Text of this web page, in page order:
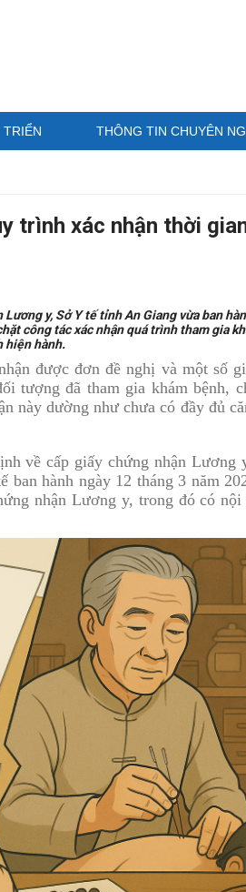
TRIỂN THÔNG TIN CHUYÊN
trình xác nhận thời
y, Sở Y tế tỉnh An Giang vừa ban
công tác xác nhận quá trình tham gia
hiện hành.
được đơn đề nghị và một số
tượng đã tham gia khám bệnh,
này dường như chưa có đầy đủ
về cấp giấy chứng nhận Lương
hành ngày 12 tháng 3 năm
nhận Lương y, trong đó có nội